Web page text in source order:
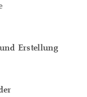
Erstellung